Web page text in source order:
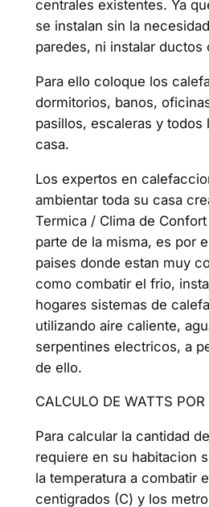
centrales existentes. Ya
se instalan sin la
paredes, ni instalar ductos
Para ello coloque los
dormitorios, banos,
pasillos, escaleras y todos
casa.
Los expertos en
ambientar toda su casa
Termica / Clima de
parte de la misma, es por
paises donde estan muy
como combatir el frio,
hogares sistemas de
utilizando aire caliente,
serpentines electricos, a
de ello.
CALCULO DE WATTS
Para calcular la cantidad
requiere en su habitacion
la temperatura a combatir
centigrados (C) y los